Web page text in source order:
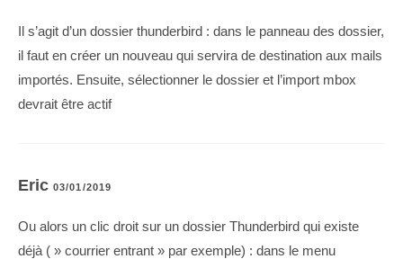
Il s’agit d’un dossier thunderbird : dans le panneau des dossier,
il faut en créer un nouveau qui servira de destination aux mails
importés. Ensuite, sélectionner le dossier et l’import mbox
devrait être actif
Eric 03/01/2019
Ou alors un clic droit sur un dossier Thunderbird qui existe
déjà ( » courrier entrant » par exemple) : dans le menu